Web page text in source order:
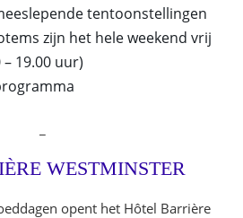
tentoonstellingen
zijn het hele weekend vrij
19.00 uur)
WESTMINSTER
opent het Hôtel Barrière